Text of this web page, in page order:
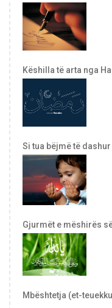
Këshilla të arta nga
Si tua bëjmë të
Gjurmët e mëshirës
Mbështetja (et-